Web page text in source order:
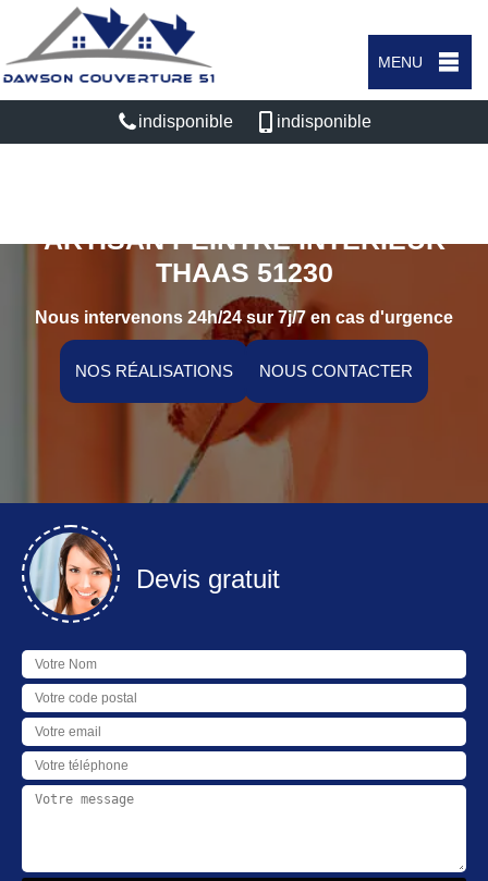
MENU
indisponible indisponible
ARTISAN PEINTRE INTÉRIEUR
THAAS 51230
Nous intervenons 24h/24 sur 7j/7 en cas d'urgence
NOS RÉALISATIONS NOUS CONTACTER
Devis gratuit